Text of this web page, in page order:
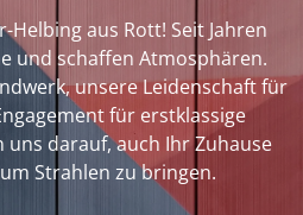
aus Rott! Seit Jahren
und schaffen Atmosphären.
unsere Leidenschaft für
für erstklassige
uns darauf, auch Ihr Zuhause
Strahlen zu bringen.